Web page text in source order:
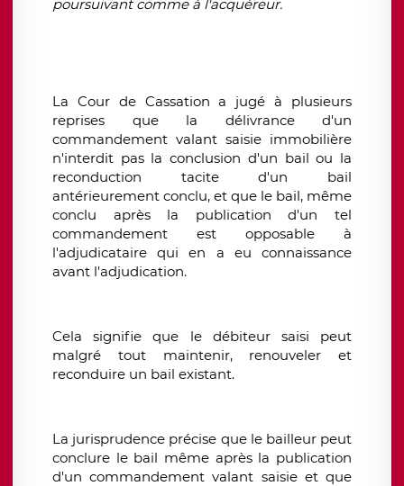
poursuivant comme à l'acquéreur.
La Cour de Cassation a jugé à plusieurs
reprises que la délivrance d'un
commandement valant saisie immobilière
n'interdit pas la conclusion d'un bail ou la
reconduction tacite d'un bail
antérieurement conclu, et que le bail, même
conclu après la publication d'un tel
commandement est opposable à
l'adjudicataire qui en a eu connaissance
avant l'adjudication.
Cela signifie que le débiteur saisi peut
malgré tout maintenir, renouveler et
reconduire un bail existant.
La jurisprudence précise que le bailleur peut
conclure le bail même après la publication
d'un commandement valant saisie et que